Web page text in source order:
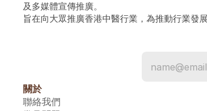
及多媒體宣傳推廣。
旨在向大眾推廣香港中醫行業，為推動行業發展
關於
聯絡我們